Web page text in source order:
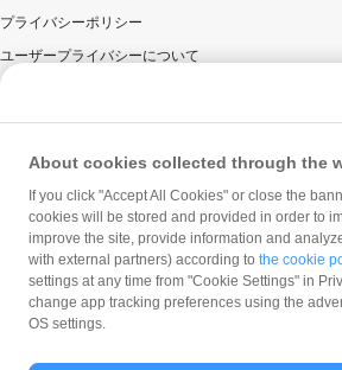
プライバシーポリシー
ユーザープライバシーについて
ウェブサイト利用規約
反社会的勢力に対する方針
勧誘方針
マネロン等基本方針
カスタマーハラスメントに関する当社の考え方
About cookies collected through the
If you click "Accept All Cookies" or close the
cookies will be stored and provided in order to
improve the site, provide information and
with external partners) according to the cookie
settings at any time from "Cookie Settings" in
change app tracking preferences using the
OS settings.